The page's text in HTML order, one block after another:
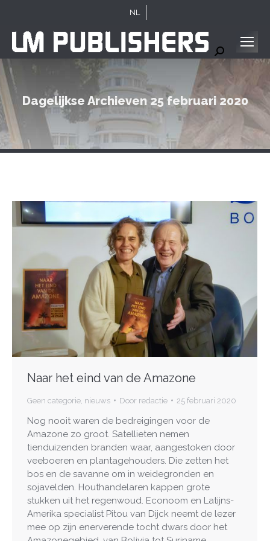
NL
Search:
Dagelijkse Archieven 25 februari 2020
Naar het eind van de Amazone
Geen categorie nieuws Door redactie 25 februari 2020
Nog nooit waren de bedreigingen voor de
Amazone zo groot. Satellieten nemen
tienduizenden branden waar, aangestoken door
veeboeren en plantagehouders. Die zetten het
bos en de savanne om in weidegronden en
sojavelden. Houthandelaren kappen grote
stukken uit het regenwoud. Econoom en Latijns-
Amerika specialist Pitou van Dijck neemt de lezer
mee op zijn enerverende tocht dwars door het